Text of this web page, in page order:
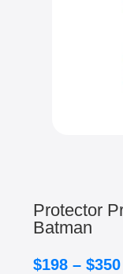
Protector
Batman
$198 – $350